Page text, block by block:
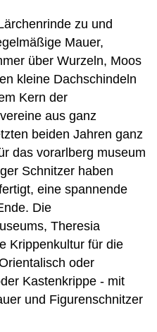
zu und
Mauer,
über Wurzeln, Moos
kleine Dachschindeln
Kern der
aus ganz
beiden Jahren ganz
das vorarlberg museum
Schnitzer haben
eine spannende
Die
Theresia
Krippenkultur für die
oder
Kastenkrippe - mit
und Figurenschnitzer